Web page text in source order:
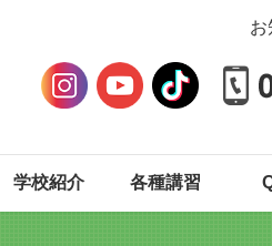
お
学校紹介 各種講習